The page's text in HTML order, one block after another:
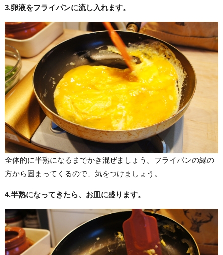
3.卵液をフライパンに流し入れます。
全体的に半熟になるまでかき混ぜましょう。フライパンの縁の
方から固まってくるので、気をつけましょう。
4.半熟になってきたら、お皿に盛ります。